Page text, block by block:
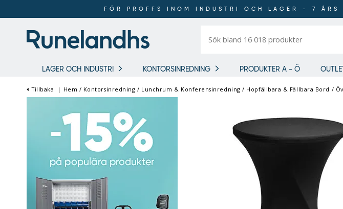
FÖR PROFFS INOM INDUSTRI OCH LAGER - 7
bland
LAGER OCH INDUSTRI KONTORSINREDNING PRODUKTER A - Ö
FÖR PROFFS INOM
INDUSTRI OCH LAGER
Tillbaka | Hem / Kontorsinredning / Lunchrum & Konferensinredning / Hopfällbara & Fällbara Bord /